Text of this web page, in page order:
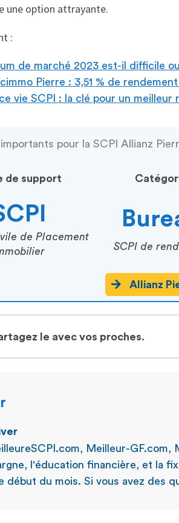
une option attrayante.
:
de marché 2023 est-il difficile
Pierre : 3,51 % de
vie SCPI : la clé pour un meilleur
pour la SCPI Allianz
de support
de Placement
SCPI de
Allianz
le avec vos proches.
Meilleur-
l'éducation financière, et la
début du mois. Si vous avez des